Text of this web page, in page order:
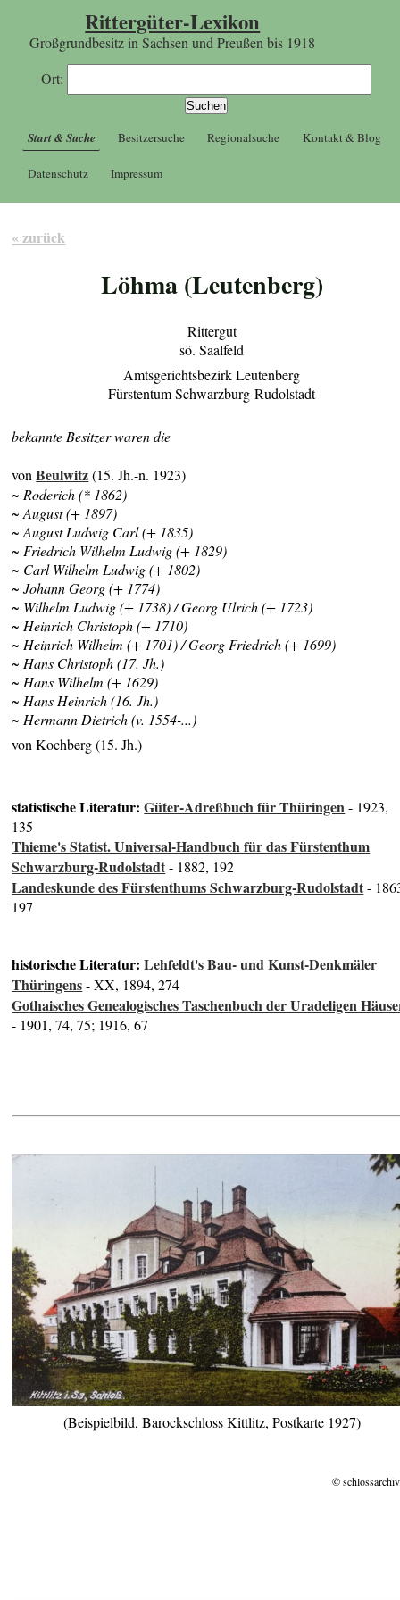
Rittergüter-Lexikon
Großgrundbesitz in Sachsen und Preußen bis 1918
Ort:
Start & Suche Besitzersuche Regionalsuche Kontakt & Blog
Datenschutz Impressum
« zurück
Löhma (Leutenberg)
Rittergut
sö. Saalfeld
Amtsgerichtsbezirk Leutenberg
Fürstentum Schwarzburg-Rudolstadt
bekannte Besitzer waren die
vonBeulwitz(15. Jh.-n. 1923)
~ Roderich (* 1862)
~ August (+ 1897)
~ August Ludwig Carl (+ 1835)
~ Friedrich Wilhelm Ludwig (+ 1829)
~ Carl Wilhelm Ludwig (+ 1802)
~ Johann Georg (+ 1774)
~ Wilhelm Ludwig (+ 1738) / Georg Ulrich (+ 1723)
~ Heinrich Christoph (+ 1710)
~ Heinrich Wilhelm (+ 1701) / Georg Friedrich (+ 1699)
~ Hans Christoph (17. Jh.)
~ Hans Wilhelm (+ 1629)
~ Hans Heinrich (16. Jh.)
~ Hermann Dietrich (v. 1554-...)
von Kochberg (15. Jh.)
statistische Literatur:Güter-Adreßbuch für Thüringen- 1923,
135
Thieme's Statist. Universal-Handbuch für das Fürstenthum
Schwarzburg-Rudolstadt- 1882, 192
Landeskunde des Fürstenthums Schwarzburg-Rudolstadt-
197
historische Literatur:Lehfeldt's Bau- und Kunst-Denkmäler
Thüringens- XX, 1894, 274
Gothaisches Genealogisches Taschenbuch der Uradeligen
- 1901, 74, 75; 1916, 67
(Beispielbild, Barockschloss Kittlitz, Postkarte 1927)
©